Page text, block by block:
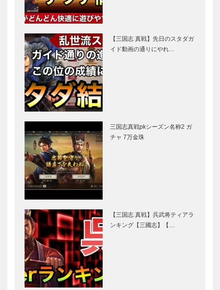
【三国志 真戦】先日のスタダガ
イド動画の通りにやれ…
三国志真戦pkシーズン名称2 ガ
チャ 7万金珠
【三国志 真戦】呉武将ティアラ
ンキング【三國志】【…